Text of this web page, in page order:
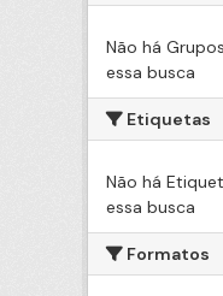
Não há
essa busca
Etiquetas
Não há
essa busca
Formatos